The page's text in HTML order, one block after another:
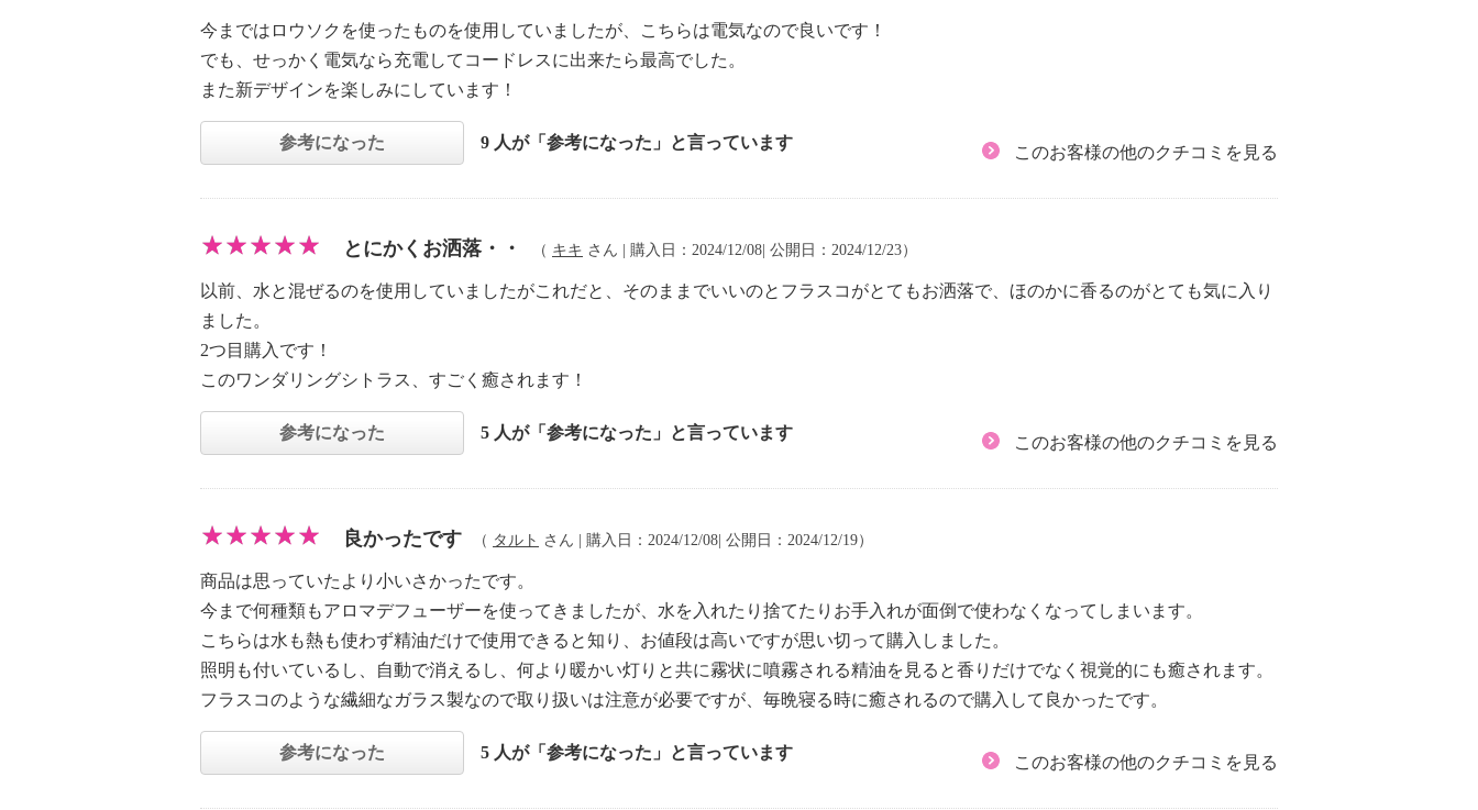
今まではロウソクを使ったものを使用していましたが、こちらは電気なので良いです！
でも、せっかく電気なら充電してコードレスに出来たら最高でした。
また新デザインを楽しみにしています！
参考になった 9 人が「参考になった」と言っています
このお客様の他のクチコミを見る
とにかくお洒落・・ （ キキ さん | 購入日：2024/12/08| 公開日：2024/12/23）
以前、水と混ぜるのを使用していましたがこれだと、そのままでいいのとフラスコがとてもお洒落で、ほのかに香るのがとても気に入り
ました。
2つ目購入です！
このワンダリングシトラス、すごく癒されます！
参考になった 5 人が「参考になった」と言っています
このお客様の他のクチコミを見る
良かったです （ タルト さん | 購入日：2024/12/08| 公開日：2024/12/19）
商品は思っていたより小いさかったです。
今まで何種類もアロマデフューザーを使ってきましたが、水を入れたり捨てたりお手入れが面倒で使わなくなってしまいます。
こちらは水も熱も使わず精油だけで使用できると知り、お値段は高いですが思い切って購入しました。
照明も付いているし、自動で消えるし、何より暖かい灯りと共に霧状に噴霧される精油を見ると香りだけでなく視覚的にも癒されます。
フラスコのような繊細なガラス製なので取り扱いは注意が必要ですが、毎晩寝る時に癒されるので購入して良かったです。
参考になった 5 人が「参考になった」と言っています
このお客様の他のクチコミを見る